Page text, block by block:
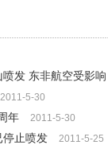
发 东非航空受影响
2011-5-30
年 2011-5-30
停止喷发 2011-5-25